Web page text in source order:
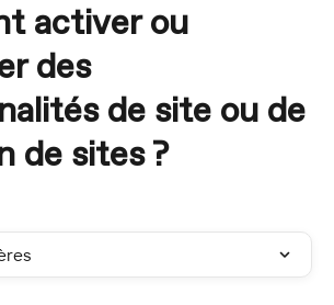
activer ou
des
de site ou de
de sites ?